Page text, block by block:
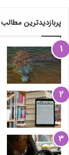
پربازدیدترین مطالب